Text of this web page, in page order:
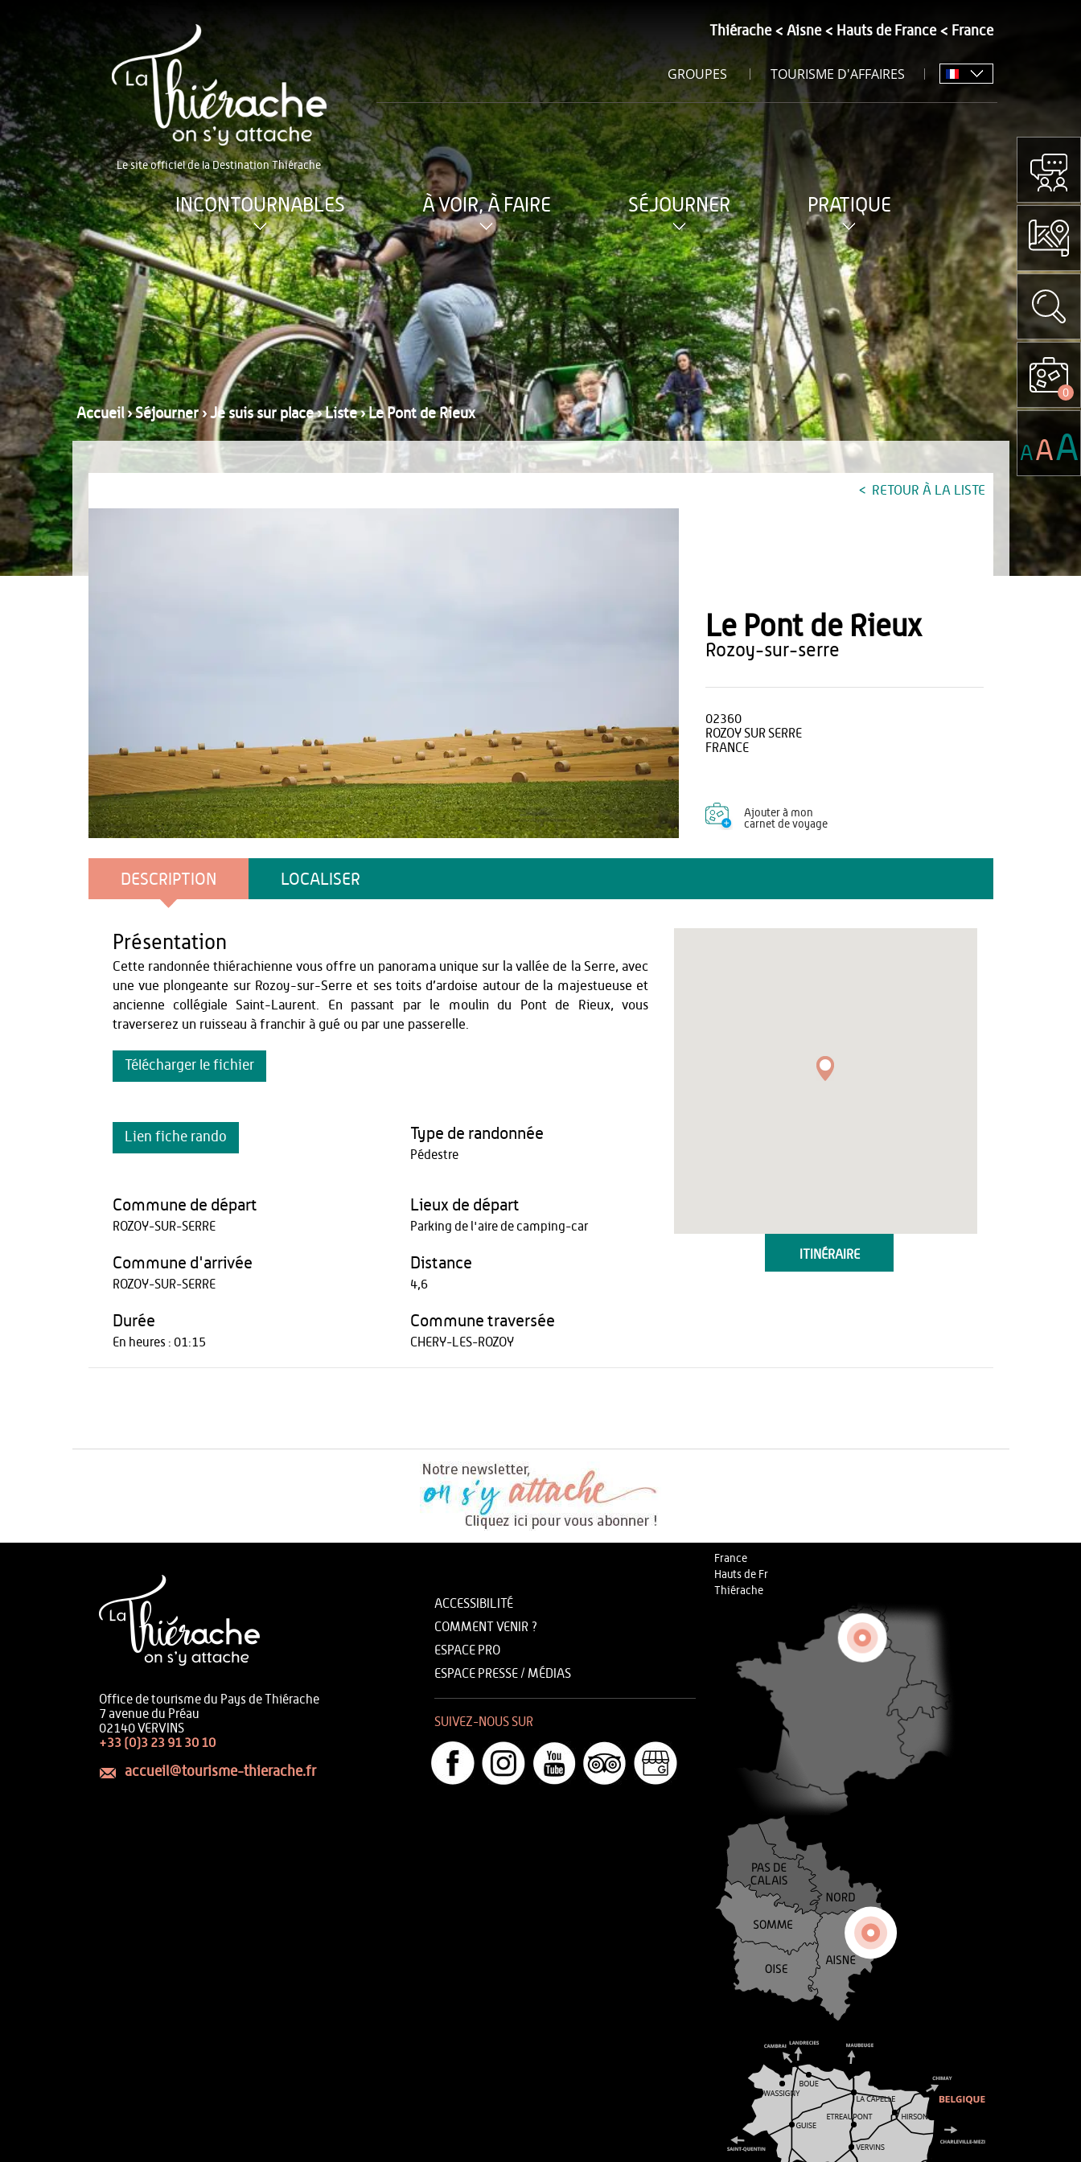
Le site officiel de la Destination Thiérache
Thiérache Aisne Hauts de France France
GROUPES TOURISME D'AFFAIRES
INCONTOURNABLES À VOIR, À FAIRE SÉJOURNER PRATIQUE
Accueil›Séjourner› Je suis sur place›Liste›Le Pont de Rieux
RETOUR À LA LISTE
Le Pont de Rieux
rozoy-sur-serre
02360
ROZOY SUR SERRE
FRANCE
Ajouter à mon
carnet de voyage
DESCRIPTION LOCALISER
ITINÉRAIRE
Présentation
Cette randonnée thiérachienne vous offre un panorama unique sur la vallée de la Serre, avec
une vue plongeante sur Rozoy-sur-Serre et ses toits d’ardoise autour de la majestueuse et
ancienne collégiale Saint-Laurent. En passant par le moulin du Pont de Rieux, vous
traverserez un ruisseau à franchir à gué ou par une passerelle.
Télécharger le fichier
Lien fiche rando Type de randonnée
Pédestre
Commune de départ
ROZOY-SUR-SERRE
Lieux de départ
Parking de l'aire de camping-car
Commune d'arrivée
ROZOY-SUR-SERRE
Distance
4,6
Durée
En heures : 01:15
Commune traversée
CHERY-LES-ROZOY
Office de tourisme du Pays de Thiérache
7 avenue du Préau
02140 VERVINS
+33 (0)3 23 91 30 10
accueil@tourisme-thierache.fr
ACCESSIBILITÉ
COMMENT VENIR ?
ESPACE PRO
ESPACE PRESSE / MÉDIAS
SUIVEZ-NOUS SUR
France
Hauts de Fr
Thiérache
0
AAA